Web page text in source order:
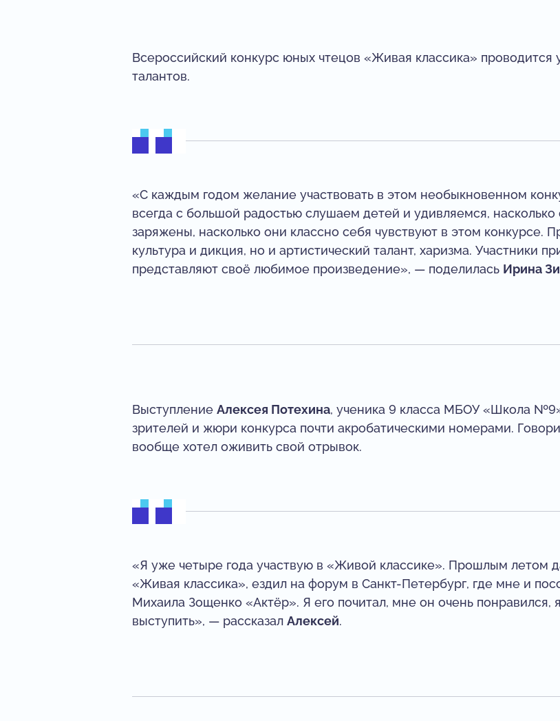
Всероссийский конкурс юных чтецов «Живая классика»
талантов.
«С каждым годом желание участвовать в этом необыкновенном
всегда с большой радостью слушаем детей и удивляемся, насколько
заряжены, насколько они классно себя чувствуют в этом конкурсе.
культура и дикция, но и артистический талант, харизма. Участники
представляют своё любимое произведение», — поделилась Ирина
Выступление Алексея Потехина, ученика 9 класса МБОУ «Школа
зрителей и жюри конкурса почти акробатическими номерами.
вообще хотел оживить свой отрывок.
«Я уже четыре года участвую в «Живой классике». Прошлым летом
«Живая классика», ездил на форум в Санкт-Петербург, где мне и
Михаила Зощенко «Актёр». Я его почитал, мне он очень понравился,
выступить», — рассказал Алексей.